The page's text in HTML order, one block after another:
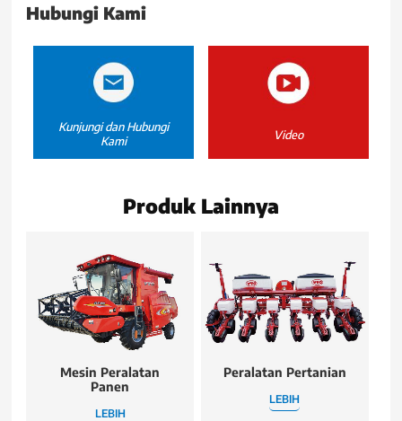
Hubungi Kami
Kunjungi dan Hubungi
Kami
Video
Produk Lainnya
Mesin Peralatan
Panen
LEBIH
Peralatan Pertanian
LEBIH